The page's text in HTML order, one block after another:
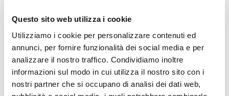
Questo sito web utilizza i cookie
Utilizziamo i cookie per personalizzare contenuti ed
annunci, per fornire funzionalità dei social media e per
analizzare il nostro traffico. Condividiamo inoltre
informazioni sul modo in cui utilizza il nostro sito con i
nostri partner che si occupano di analisi dei dati web,
rendendo l'accesso al piano più comodo. Vi consiglio la lettura di
questi nostri articoli :
Perchè scegliere una scala a chiocciola a base quadra o
rettangolare?
Scala a chiocciola a pianta tonda ma con sviluppo quadro